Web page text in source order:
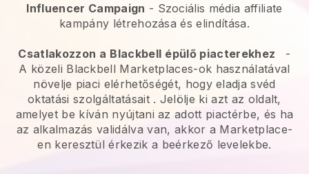
Influencer Campaign - Szociális média affiliate
kampány létrehozása és elindítása.
Csatlakozzon a Blackbell épülő piacterekhez
-
A közeli Blackbell Marketplaces-ok használatával
növelje piaci elérhetőségét, hogy eladja svéd
oktatási szolgáltatásait. Jelölje ki azt az oldalt,
amelyet be kíván nyújtani az adott piactérbe, és ha
az alkalmazás validálva van, akkor a Marketplace-
en keresztül érkezik a beérkező levelekbe.